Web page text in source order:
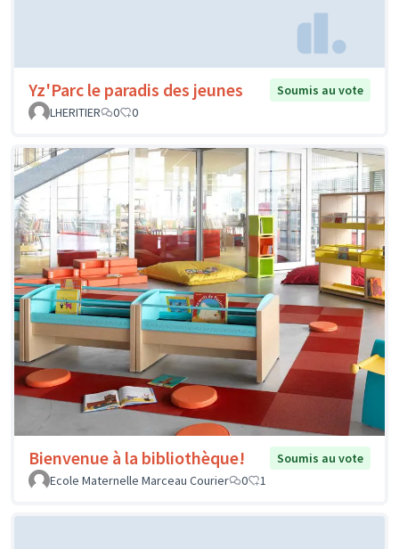
Yz'Parc le paradis des jeunes
Soumis au vote
LHERITIER
0 0
Bienvenue à la bibliothèque!
Soumis au vote
Ecole Maternelle Marceau Courier
0 1